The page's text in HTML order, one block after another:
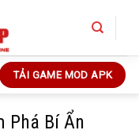
TẢI GAME MOD APK
Phá Bí Ẩn